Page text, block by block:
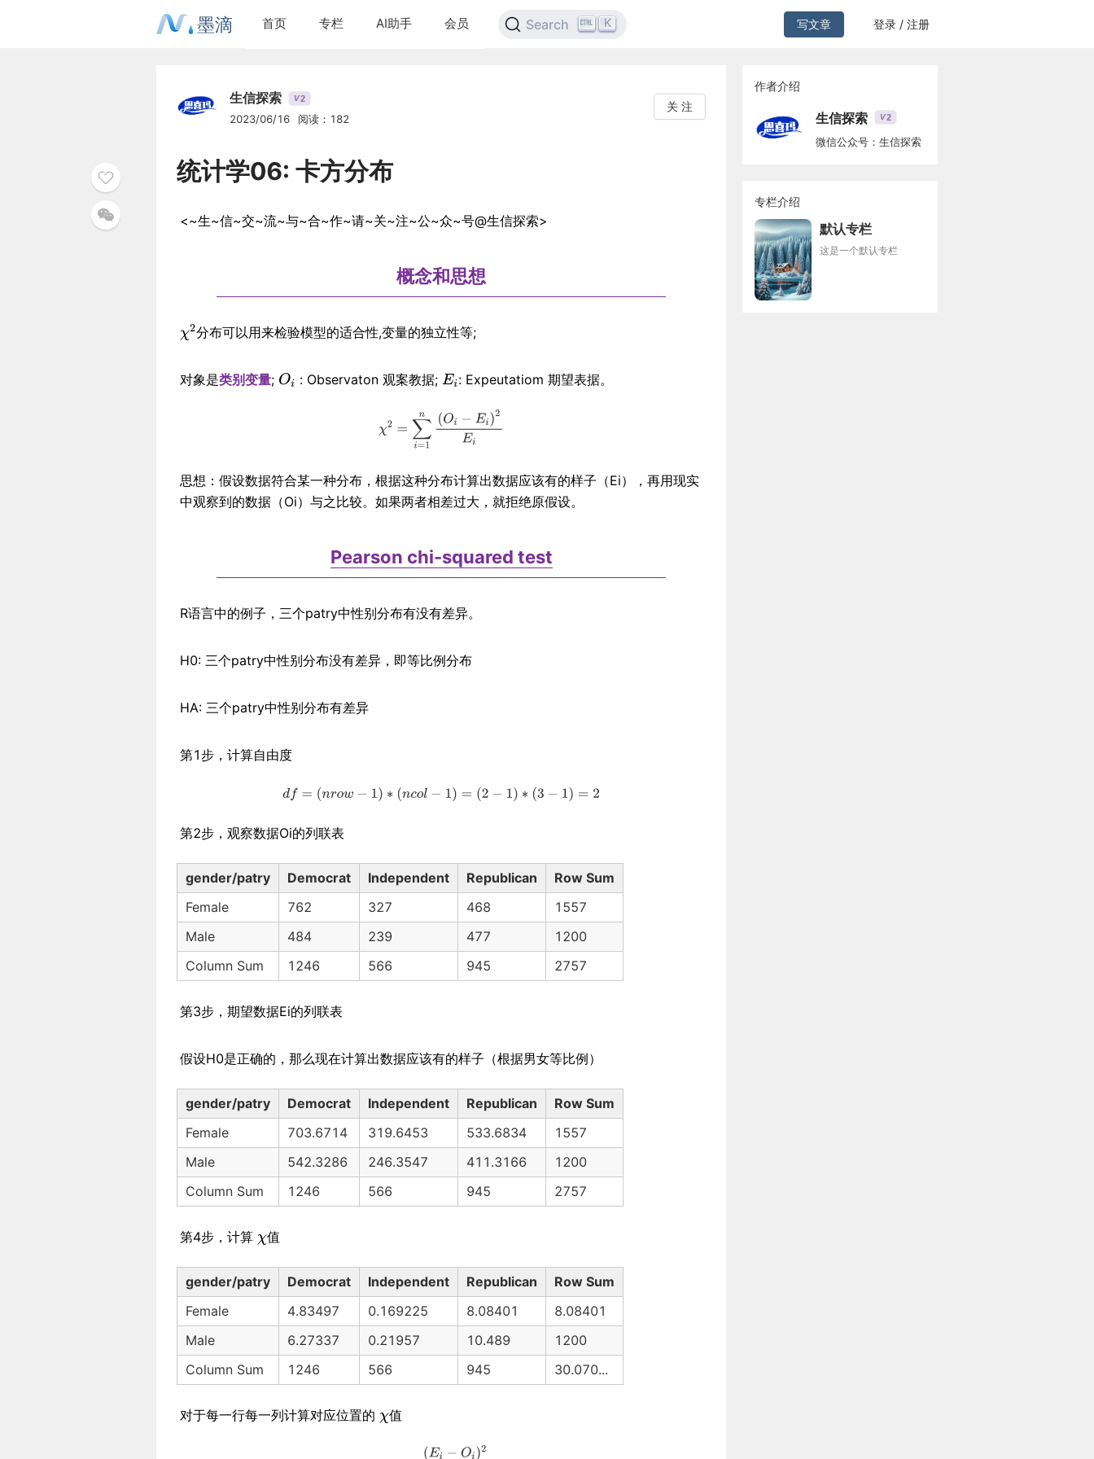
墨滴 首页 专栏 AI助手 会员 Search K 写文章 登录 / 注册
生信探索 V2
2023/06/16 阅读：182
关 注
统计学06: 卡方分布
<~生~信~交~流~与~合~作~请~关~注~公~众~号@生信探索>
概念和思想
分布可以用来检验模型的适合性,变量的独立性等;
对象是类别变量; : Observaton 观案教据; : Expeutatiom 期望表据。
思想：假设数据符合某一种分布，根据这种分布计算出数据应该有的样子（Ei），再用现实
中观察到的数据（Oi）与之比较。如果两者相差过大，就拒绝原假设。
Pearson chi-squared test
R语言中的例子，三个patry中性别分布有没有差异。
H0: 三个patry中性别分布没有差异，即等比例分布
HA: 三个patry中性别分布有差异
第1步，计算自由度
第2步，观察数据Oi的列联表
gender/patry Democrat Independent Republican
Row Sum
Female
762 327 468
1557
Male
484 239 477
1200
Column Sum
1246 566 945 2757
第3步，期望数据Ei的列联表
假设H0是正确的，那么现在计算出数据应该有的样子（根据男女等比例）
gender/patry Democrat Independent Republican
Row Sum
Female
703.6714 319.6453 533.6834
1557
Male
542.3286 246.3547 411.3166
1200
Column Sum
1246 566 945 2757
第4步，计算 值
gender/patry Democrat Independent Republican
Row Sum
Female
4.83497 0.169225 8.08401
8.08401
Male
6.27337 0.21957 10.489
1200
Column Sum
1246 566 945 30.070...
对于每一行每一列计算对应位置的 值
作者介绍
生信探索 V2
微信公众号：生信探索
专栏介绍
默认专栏
这是一个默认专栏